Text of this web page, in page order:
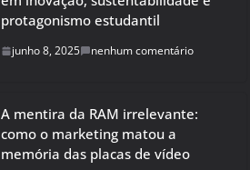
protagonismo estudantil
junho 8, 2025 nenhum comentário
A mentira da RAM irrelevante:
como o marketing matou a
memória das placas de vídeo